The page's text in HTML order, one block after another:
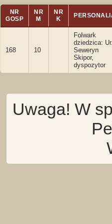
NR
GOSP
NR
M
NR
K
168 10
Folwark
dziedzica: Ur.
Seweryn
Skipor,
dyspozytor
Uwaga! W